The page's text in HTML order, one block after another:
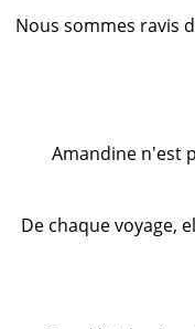
Nous sommes ravis
Amandine n'est
De chaque voyage,